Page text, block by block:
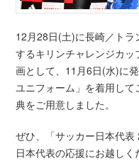
12月28日(土)に長崎／ト
するキリンチャレンジカ
画として、11月6日(水)に
ユニフォーム」を着用し
典をご用意しました。
ぜひ、「サッカー日本代
日本代表の応援にお越しく